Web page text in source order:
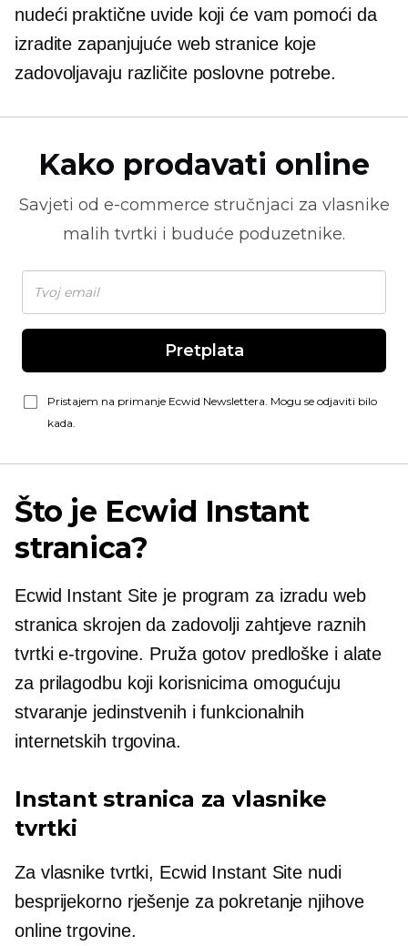
nudeći praktične uvide koji će vam pomoći da
izradite zapanjujuće web stranice koje
zadovoljavaju različite poslovne potrebe.
Kako prodavati online
Savjeti od e-commerce stručnjaci za vlasnike
malih tvrtki i buduće poduzetnike.
Pretplata
Pristajem na primanje Ecwid Newslettera. Mogu se odjaviti bilo
kada.
Što je Ecwid Instant
stranica?
Ecwid Instant Site je program za izradu web
stranica skrojen da zadovolji zahtjeve raznih
tvrtki e-trgovine. Pruža gotov predloške i alate
za prilagodbu koji korisnicima omogućuju
stvaranje jedinstvenih i funkcionalnih
internetskih trgovina.
Instant stranica za vlasnike
tvrtki
Za vlasnike tvrtki, Ecwid Instant Site nudi
besprijekorno rješenje za pokretanje njihove
online trgovine.